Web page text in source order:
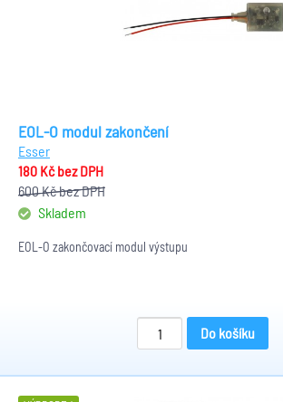
EOL-O modul zakončení
Esser
180 Kčbez DPH
600 Kčbez DPH
Skladem
EOL-O zakončovací modul výstupu
Do košíku